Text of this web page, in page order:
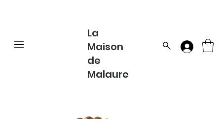
La
Maison
de
Malaure